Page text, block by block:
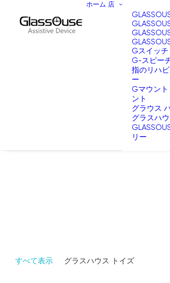
ホーム 店
Gスイッチ
G-スピー
指のリハ
ー
Gマウン
ント
グラウス
グラスハ
リー
すべて表示 グラスハウス トイズ